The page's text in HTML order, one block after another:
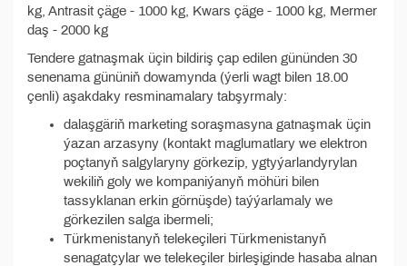
kg, Antrasit çäge - 1000 kg, Kwars çäge - 1000 kg, Mermer
daş - 2000 kg
Tendere gatnaşmak üçin bildiriş çap edilen gününden 30
senenama gününiň dowamynda (ýerli wagt bilen 18.00
çenli) aşakdaky resminamalary tabşyrmaly:
dalaşgäriň marketing soraşmasyna gatnaşmak üçin
ýazan arzasyny (kontakt maglumatlary we elektron
poçtanyň salgylaryny görkezip, ygtyýarlandyrylan
wekiliň goly we kompaniýanyň möhüri bilen
tassyklanan erkin görnüşde) taýýarlamaly we
görkezilen salga ibermeli;
Türkmenistanyň telekeçileri Türkmenistanyň
senagatçylar we telekeçiler birleşiginde hasaba alnan